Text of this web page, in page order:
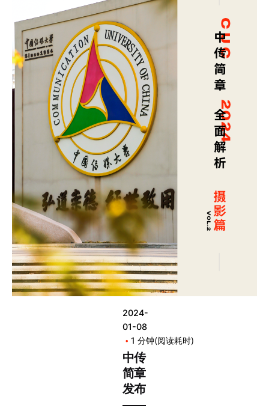
2024-
01-08
1 分钟(阅读耗时)
中传
简章
发布
——